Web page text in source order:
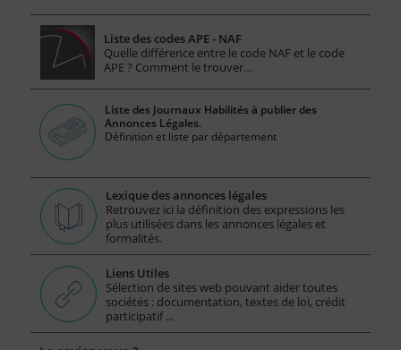
Liste des codes APE - NAF
Quelle différence entre le code NAF et le code
APE ? Comment le trouver…
Liste des Journaux Habilités à publier des
Annonces Légales.
Définition et liste par département
Lexique des annonces légales
Retrouvez ici la définition des expressions les
plus utilisées dans les annonces légales et
formalités.
Liens Utiles
Sélection de sites web pouvant aider toutes
sociétés : documentation, textes de loi, crédit
participatif ...